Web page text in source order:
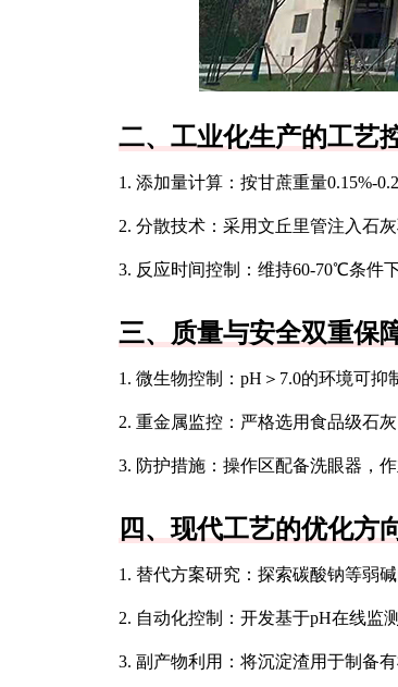
二、工业化生产的工艺
1. 添加量计算：按甘蔗重量0.15%-
2. 分散技术：采用文丘里管注入石
3. 反应时间控制：维持60-70℃条件
三、质量与安全双重保
1. 微生物控制：pH＞7.0的环境可
2. 重金属监控：严格选用食品级石
3. 防护措施：操作区配备洗眼器，
四、现代工艺的优化方
1. 替代方案研究：探索碳酸钠等弱
2. 自动化控制：开发基于pH在线监
3. 副产物利用：将沉淀渣用于制备